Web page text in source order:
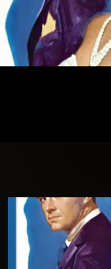
Imitación de la